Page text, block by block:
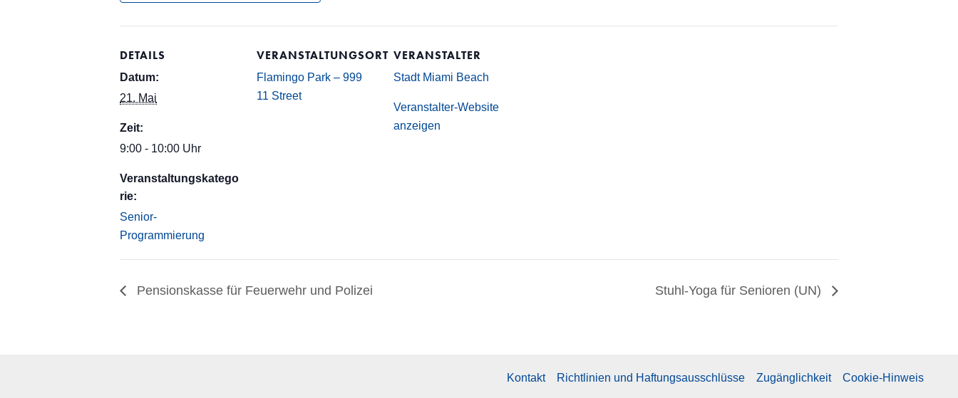
DETAILS
Datum:
21. Mai
Zeit:
9:00 - 10:00 Uhr
Veranstaltungskatego
rie:
Senior-
Programmierung
VERANSTALTUNGSORT
Flamingo Park – 999
11 Street
VERANSTALTER
Stadt Miami Beach
Veranstalter-Website
anzeigen
Pensionskasse für Feuerwehr und Polizei Stuhl-Yoga für Senioren (UN)
Kontakt Richtlinien und Haftungsausschlüsse Zugänglichkeit Cookie-Hinweis